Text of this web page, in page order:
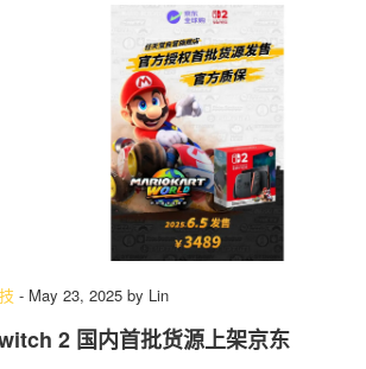
- May 23, 2025 by Lin
2 国内首批货源上架京东